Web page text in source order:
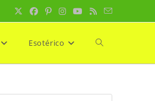
Esotérico Alternar